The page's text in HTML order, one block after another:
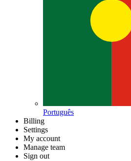
Português
Billing
Settings
My account
Manage team
Sign out